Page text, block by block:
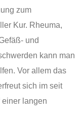
zum
Kur. Rheuma,
und
kann man
Vor allem das
sich im seit
einer langen